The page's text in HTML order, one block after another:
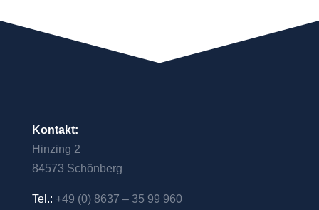
Kontakt:
Hinzing 2
84573 Schönberg
Tel.: +49 (0) 8637 – 35 99 960